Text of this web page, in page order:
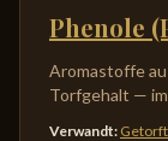
Phenole
Aromastoffe
Torfgehalt —
Verwandt: